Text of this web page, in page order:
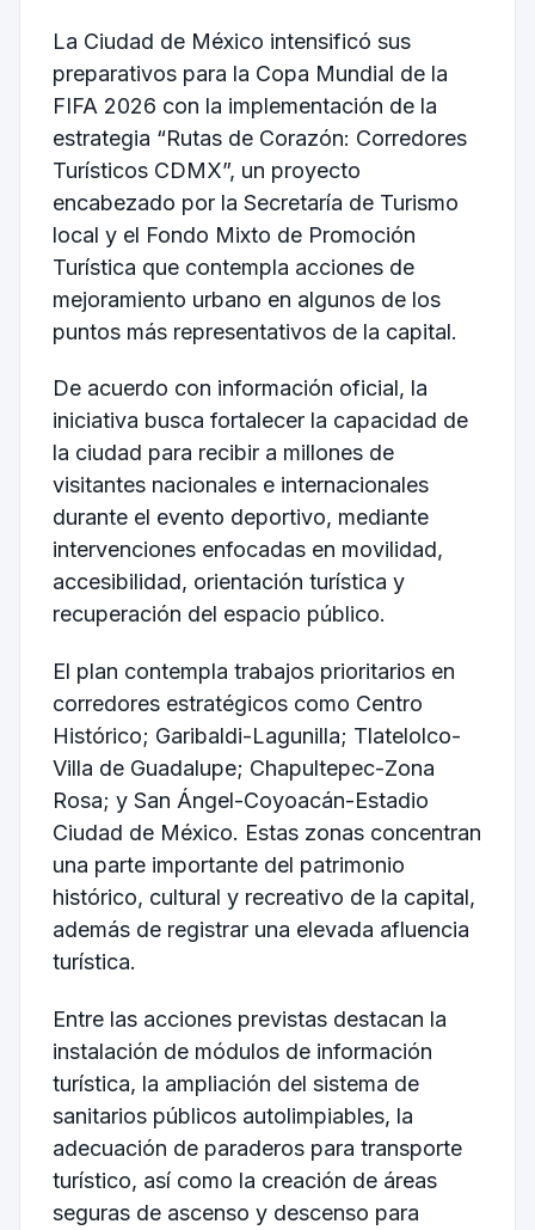
La Ciudad de México intensificó sus
preparativos para la Copa Mundial de la
FIFA 2026 con la implementación de la
estrategia “Rutas de Corazón: Corredores
Turísticos CDMX”, un proyecto
encabezado por la Secretaría de Turismo
local y el Fondo Mixto de Promoción
Turística que contempla acciones de
mejoramiento urbano en algunos de los
puntos más representativos de la capital.
De acuerdo con información oficial, la
iniciativa busca fortalecer la capacidad de
la ciudad para recibir a millones de
visitantes nacionales e internacionales
durante el evento deportivo, mediante
intervenciones enfocadas en movilidad,
accesibilidad, orientación turística y
recuperación del espacio público.
El plan contempla trabajos prioritarios en
corredores estratégicos como Centro
Histórico; Garibaldi-Lagunilla; Tlatelolco-
Villa de Guadalupe; Chapultepec-Zona
Rosa; y San Ángel-Coyoacán-Estadio
Ciudad de México. Estas zonas concentran
una parte importante del patrimonio
histórico, cultural y recreativo de la capital,
además de registrar una elevada afluencia
turística.
Entre las acciones previstas destacan la
instalación de módulos de información
turística, la ampliación del sistema de
sanitarios públicos autolimpiables, la
adecuación de paraderos para transporte
turístico, así como la creación de áreas
seguras de ascenso y descenso para